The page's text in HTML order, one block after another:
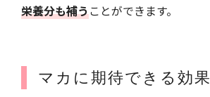
栄養分も補うことができます。
マカに期待できる効果